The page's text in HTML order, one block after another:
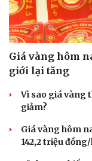
Giá vàng hôm
giới lại tăng
Vì sao giá vàng
giảm?
Giá vàng hôm
142,2 triệu